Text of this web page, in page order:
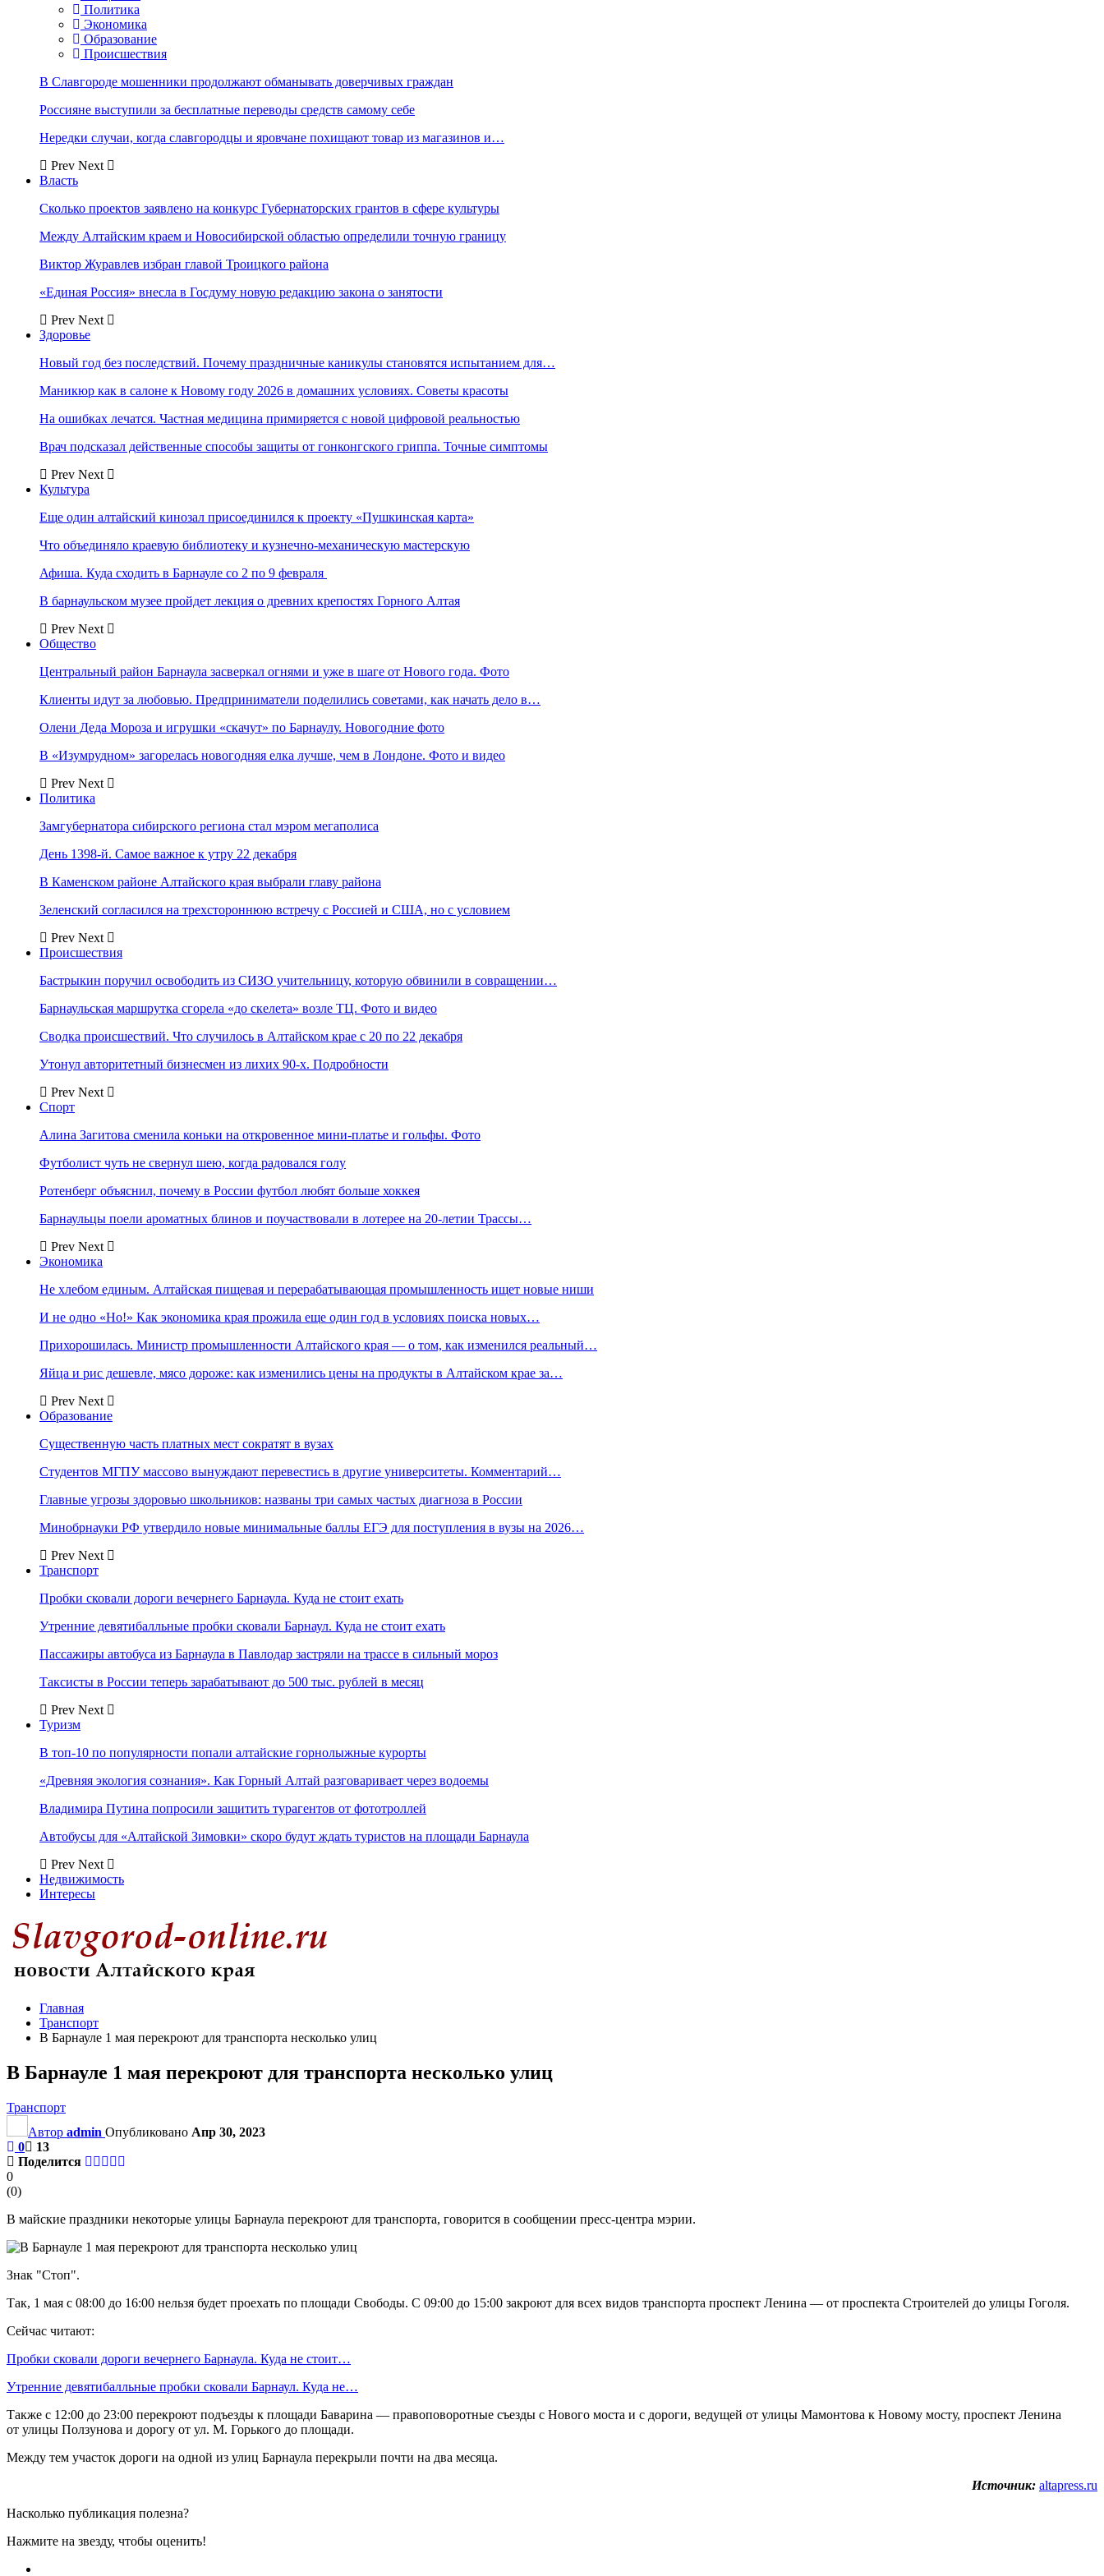
Политика
Экономика
Образование
Происшествия
В Славгороде мошенники продолжают обманывать доверчивых граждан
Россияне выступили за бесплатные переводы средств самому себе
Нередки случаи, когда славгородцы и яровчане похищают товар из магазинов и…
Prev Next
Власть
Сколько проектов заявлено на конкурс Губернаторских грантов в сфере культуры
Между Алтайским краем и Новосибирской областью определили точную границу
Виктор Журавлев избран главой Троицкого района
«Единая Россия» внесла в Госдуму новую редакцию закона о занятости
Prev Next
Здоровье
Новый год без последствий. Почему праздничные каникулы становятся испытанием для…
Маникюр как в салоне к Новому году 2026 в домашних условиях. Советы красоты
На ошибках лечатся. Частная медицина примиряется с новой цифровой реальностью
Врач подсказал действенные способы защиты от гонконгского гриппа. Точные симптомы
Prev Next
Культура
Еще один алтайский кинозал присоединился к проекту «Пушкинская карта»
Что объединяло краевую библиотеку и кузнечно-механическую мастерскую
Афиша. Куда сходить в Барнауле со 2 по 9 февраля
В барнаульском музее пройдет лекция о древних крепостях Горного Алтая
Prev Next
Общество
Центральный район Барнаула засверкал огнями и уже в шаге от Нового года. Фото
Клиенты идут за любовью. Предприниматели поделились советами, как начать дело в…
Олени Деда Мороза и игрушки «скачут» по Барнаулу. Новогодние фото
В «Изумрудном» загорелась новогодняя елка лучше, чем в Лондоне. Фото и видео
Prev Next
Политика
Замгубернатора сибирского региона стал мэром мегаполиса
День 1398-й. Самое важное к утру 22 декабря
В Каменском районе Алтайского края выбрали главу района
Зеленский согласился на трехстороннюю встречу с Россией и США, но с условием
Prev Next
Происшествия
Бастрыкин поручил освободить из СИЗО учительницу, которую обвинили в совращении…
Барнаульская маршрутка сгорела «до скелета» возле ТЦ. Фото и видео
Сводка происшествий. Что случилось в Алтайском крае с 20 по 22 декабря
Утонул авторитетный бизнесмен из лихих 90-х. Подробности
Prev Next
Спорт
Алина Загитова сменила коньки на откровенное мини-платье и гольфы. Фото
Футболист чуть не свернул шею, когда радовался голу
Ротенберг объяснил, почему в России футбол любят больше хоккея
Барнаульцы поели ароматных блинов и поучаствовали в лотерее на 20-летии Трассы…
Prev Next
Экономика
Не хлебом единым. Алтайская пищевая и перерабатывающая промышленность ищет новые ниши
И не одно «Но!» Как экономика края прожила еще один год в условиях поиска новых…
Прихорошилась. Министр промышленности Алтайского края — о том, как изменился реальный…
Яйца и рис дешевле, мясо дороже: как изменились цены на продукты в Алтайском крае за…
Prev Next
Образование
Существенную часть платных мест сократят в вузах
Студентов МГПУ массово вынуждают перевестись в другие университеты. Комментарий…
Главные угрозы здоровью школьников: названы три самых частых диагноза в России
Минобрнауки РФ утвердило новые минимальные баллы ЕГЭ для поступления в вузы на 2026…
Prev Next
Транспорт
Пробки сковали дороги вечернего Барнаула. Куда не стоит ехать
Утренние девятибалльные пробки сковали Барнаул. Куда не стоит ехать
Пассажиры автобуса из Барнаула в Павлодар застряли на трассе в сильный мороз
Таксисты в России теперь зарабатывают до 500 тыс. рублей в месяц
Prev Next
Туризм
В топ-10 по популярности попали алтайские горнолыжные курорты
«Древняя экология сознания». Как Горный Алтай разговаривает через водоемы
Владимира Путина попросили защитить турагентов от фототроллей
Автобусы для «Алтайской Зимовки» скоро будут ждать туристов на площади Барнаула
Prev Next
Недвижимость
Интересы
Главная
Транспорт
В Барнауле 1 мая перекроют для транспорта несколько улиц
В Барнауле 1 мая перекроют для транспорта несколько улиц
Транспорт
Автор admin Опубликовано Апр 30, 2023
0
13
Поделится
0
(0)
В майские праздники некоторые улицы Барнаула перекроют для транспорта, говорится в сообщении пресс-центра мэрии.
Знак "Стоп".
Так, 1 мая с 08:00 до 16:00 нельзя будет проехать по площади Свободы. С 09:00 до 15:00 закроют для всех видов транспорта проспект Ленина — от проспекта Строителей до улицы Гоголя.
Сейчас читают:
Пробки сковали дороги вечернего Барнаула. Куда не стоит…
Утренние девятибалльные пробки сковали Барнаул. Куда не…
Также с 12:00 до 23:00 перекроют подъезды к площади Баварина — правоповоротные съезды с Нового моста и с дороги, ведущей от улицы Мамонтова к Новому мосту, проспект Ленина
от улицы Ползунова и дорогу от ул. М. Горького до площади.
Между тем участок дороги на одной из улиц Барнаула перекрыли почти на два месяца.
Источник: altapress.ru
Насколько публикация полезна?
Нажмите на звезду, чтобы оценить!